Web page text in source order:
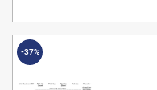
-37%